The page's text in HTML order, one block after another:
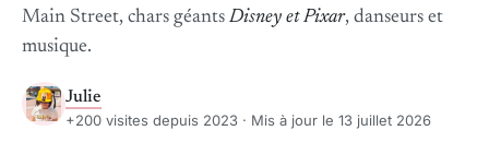
Main Street, chars géants Disney et Pixar, danseurs et
musique.
Julie
+200 visites depuis 2023 · Mis à jour le 13 juillet 2026